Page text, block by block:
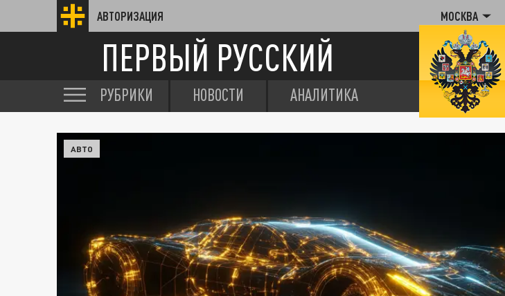
АВТОРИЗАЦИЯ МОСКВА
ПЕРВЫЙ РУССКИЙ
РУБРИКИ НОВОСТИ АНАЛИТИКА
АВТО